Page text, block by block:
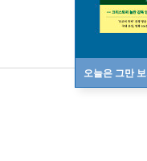
오늘은 그만